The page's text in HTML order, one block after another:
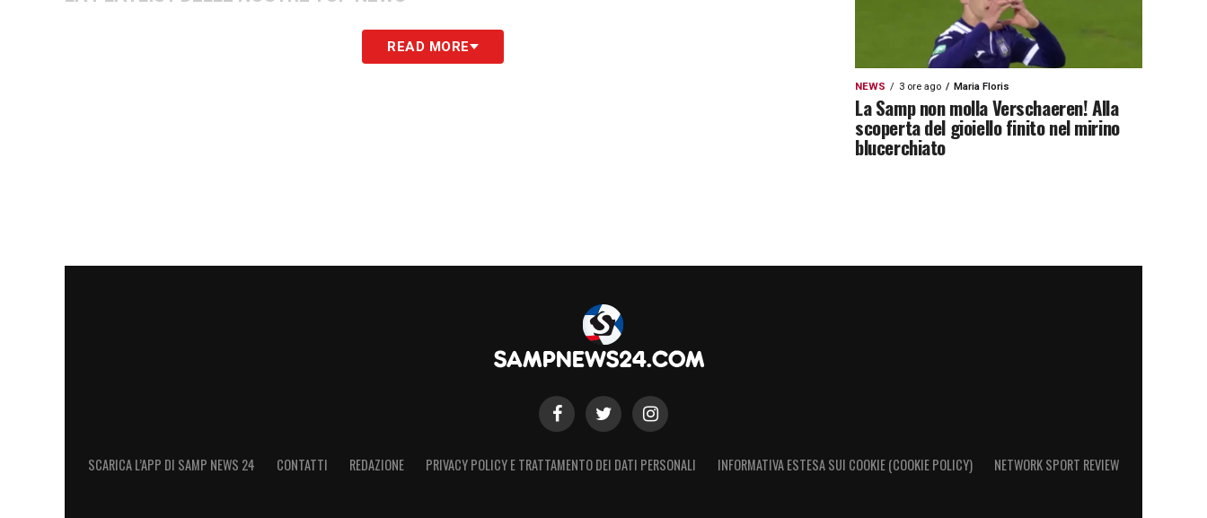
READ MORE
NEWS 3 ore ago Maria Floris
La Samp non molla Verschaeren! Alla
scoperta del gioiello finito nel mirino
blucerchiato
SCARICA L’APP DI SAMP NEWS 24 CONTATTI REDAZIONE PRIVACY POLICY E TRATTAMENTO DEI DATI PERSONALI INFORMATIVA ESTESA SUI COOKIE (COOKIE POLICY) NETWORK SPORT REVIEW